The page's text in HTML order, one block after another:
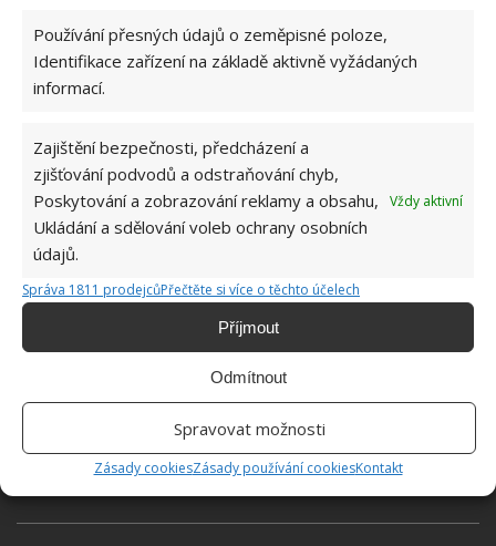
Používání přesných údajů o zeměpisné poloze,
Identifikace zařízení na základě aktivně vyžádaných
informací.
Zajištění bezpečnosti, předcházení a
zjišťování podvodů a odstraňování chyb,
Poskytování a zobrazování reklamy a obsahu,
Ukládání a sdělování voleb ochrany osobních
údajů.
Vždy aktivní
Správa 1811 prodejcůPřečtěte si více o těchto účelech
Příjmout
Odmítnout
Spravovat možnosti
Zásady cookiesZásady používání cookiesKontakt
ALOE VERA MÝDLO POKOŽKA